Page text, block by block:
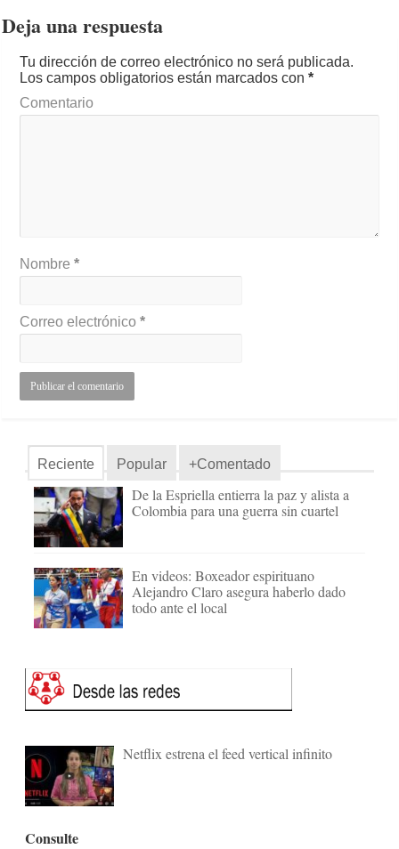
Deja una respuesta
Tu dirección de correo electrónico no será publicada.
Los campos obligatorios están marcados con*
Comentario
Nombre*
Correo electrónico*
Reciente Popular +Comentado
De la Espriella entierra la paz y alista a
Colombia para una guerra sin cuartel
En videos: Boxeador espirituano
Alejandro Claro asegura haberlo dado
todo ante el local
Netflix estrena el feed vertical infinito
Consulte